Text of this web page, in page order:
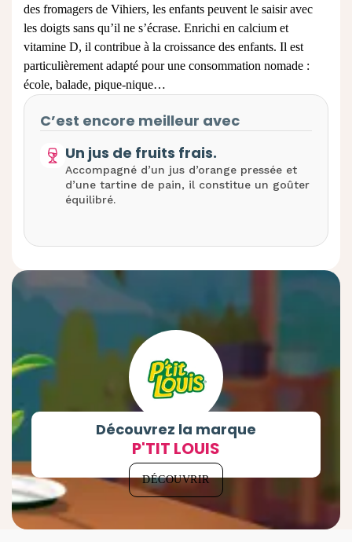
des fromagers de Vihiers, les enfants peuvent le saisir avec
les doigts sans qu’il ne s’écrase. Enrichi en calcium et
vitamine D, il contribue à la croissance des enfants. Il est
particulièrement adapté pour une consommation nomade :
école, balade, pique-nique…
C’est encore meilleur avec
Un jus de fruits frais.
Accompagné d’un jus d’orange pressée et
d’une tartine de pain, il constitue un goûter
équilibré.
Découvrez la marque
P'TIT LOUIS
DÉCOUVRIR